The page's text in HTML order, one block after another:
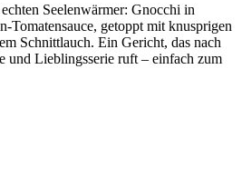
Seelenwärmer: Gnocchi in
Tomatensauce, getoppt mit knusprigen
Schnittlauch. Ein Gericht, das nach
und Lieblingsserie ruft – einfach zum